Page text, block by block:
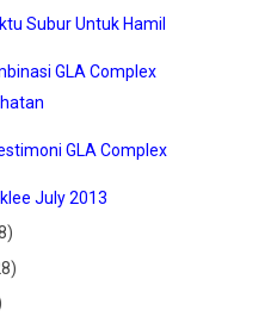
Subur Untuk Hamil
GLA Complex
GLA Complex
July 2013